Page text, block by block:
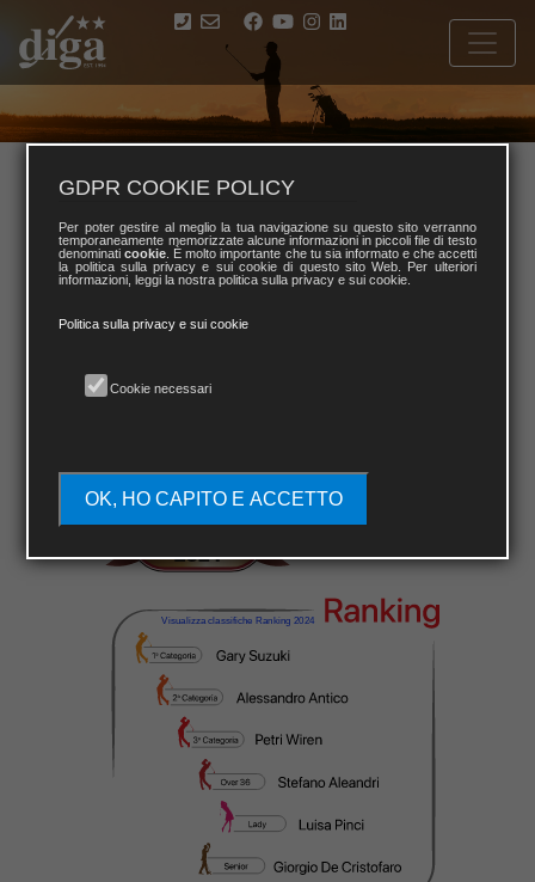
2025
2024 2023
2022
2021
2020 2019
Visualizza classifiche Ranking 2024
GDPR COOKIE POLICY
Per poter gestire al meglio la tua navigazione su questo sito verranno
temporaneamente memorizzate alcune informazioni in piccoli file di testo
denominaticookie . È molto importante che tu sia informato e che accetti
la politica sulla privacy e sui cookie di questo sito Web. Per ulteriori
informazioni, leggi la nostra politica sulla privacy e sui cookie.
Politica sulla privacy e sui cookie
Cookie necessari
OK, HO CAPITO E ACCETTO